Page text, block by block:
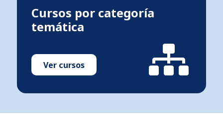
Cursos por categoría
temática
Ver cursos